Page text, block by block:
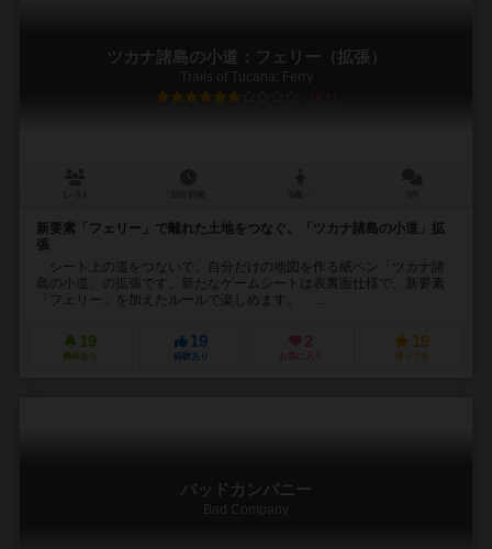
ツカナ諸島の小道：フェリー（拡張）
Trails of Tucana: Ferry
6.1
新要素「フェリー」で離れた土地をつなぐ。「ツカナ諸島の小道」拡
張
シート上の道をつないで、自分だけの地図を作る紙ペン「ツカナ諸
島の小道」の拡張です。新たなゲームシートは表裏面仕様で、新要素
「フェリー」を加えたルールで楽しめます。 ...
19
興味あり
19
経験あり
2
お気に入り
19
持ってる
バッドカンパニー
Bad Company